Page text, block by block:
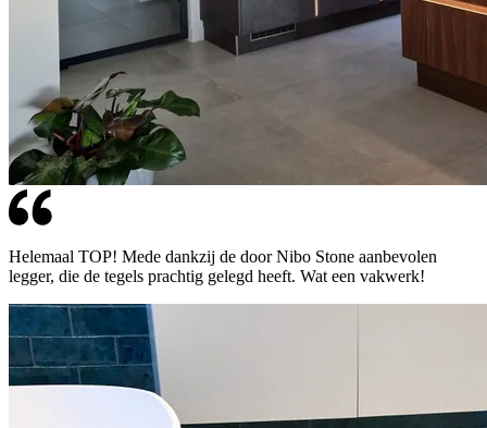
Helemaal TOP! Mede dankzij de door Nibo Stone aanbevolen
legger, die de tegels prachtig gelegd heeft. Wat een vakwerk!